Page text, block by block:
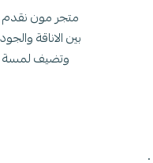
متجر مون نقدم
بين الاناقة
وتضيف لمسة